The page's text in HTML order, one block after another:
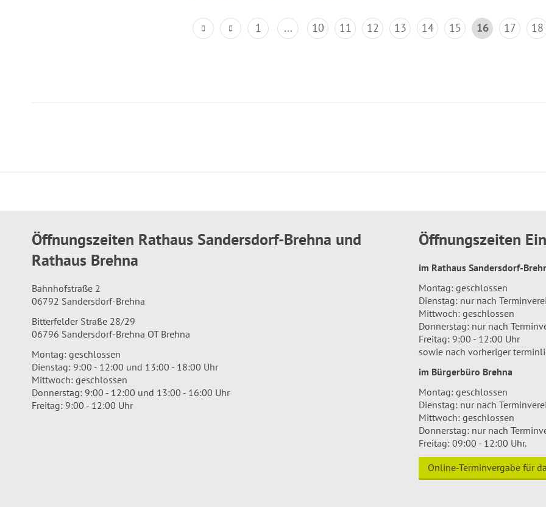
1 ... 10 11 12 13 14 15 16 17 18
Öffnungszeiten Rathaus Sandersdorf-Brehna und
Rathaus Brehna
Bahnhofstraße 2
06792 Sandersdorf-Brehna
Bitterfelder Straße 28/29
06796 Sandersdorf-Brehna OT Brehna
Montag: geschlossen
Dienstag: 9:00 - 12:00 und 13:00 - 18:00 Uhr
Mittwoch: geschlossen
Donnerstag: 9:00 - 12:00 und 13:00 - 16:00 Uhr
Freitag: 9:00 - 12:00 Uhr
Öffnungszeiten
im Rathaus Sandersdorf-
Montag: geschlossen
Dienstag: nur nach
Mittwoch: geschlossen
Donnerstag: nur nach
Freitag: 9:00 - 12:00 Uhr
sowie nach vorheriger
im Bürgerbüro Brehna
Montag: geschlossen
Dienstag: nur nach
Mittwoch: geschlossen
Donnerstag: nur nach
Freitag: 09:00 - 12:00 Uhr.
Online-Terminvergabe für